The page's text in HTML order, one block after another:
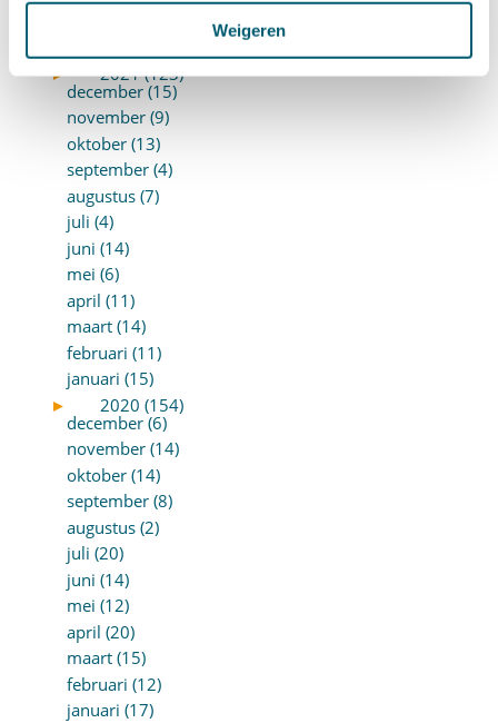
Weigeren
►
2021 (123)
december (15)
november (9)
oktober (13)
september (4)
augustus (7)
juli (4)
juni (14)
mei (6)
april (11)
maart (14)
februari (11)
januari (15)
►
2020 (154)
december (6)
november (14)
oktober (14)
september (8)
augustus (2)
juli (20)
juni (14)
mei (12)
april (20)
maart (15)
februari (12)
januari (17)